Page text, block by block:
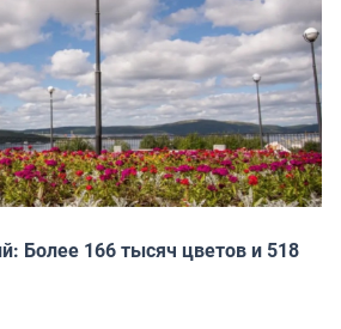
Более 166 тысяч цветов и 518